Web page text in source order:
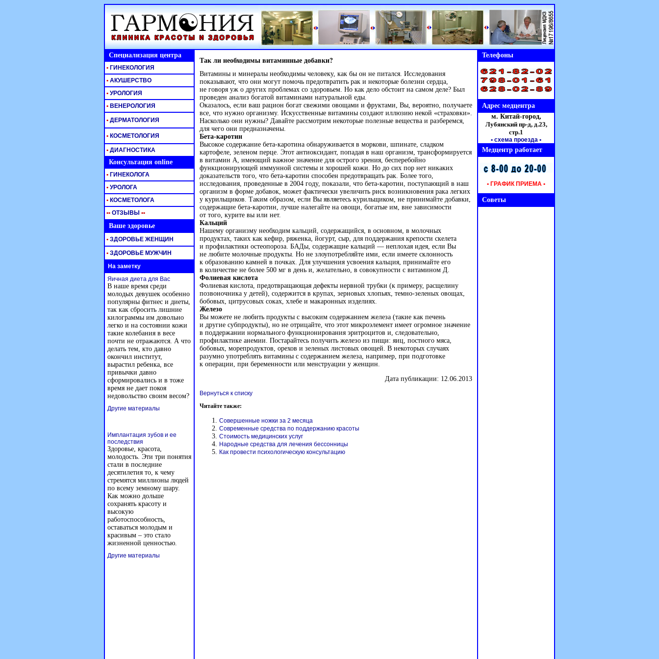
Специализация центра Так ли необходимы витаминные добавки?
Витамины и минералы необходимы человеку, как бы он не питался. Исследования
показывают, что они могут помочь предотвратить рак и некоторые болезни сердца,
не говоря уж о других проблемах со здоровьем. Но как дело обстоит на самом деле? Был
проведен анализ богатой витаминами натуральной еды.
Оказалось, если ваш рацион богат свежими овощами и фруктами, Вы, вероятно, получаете
все, что нужно организму. Искусственные витамины создают иллюзию некой «страховки».
Насколько они нужны? Давайте рассмотрим некоторые полезные вещества и разберемся,
для чего они предназначены.
Бета-каротин
Высокое содержание бета-каротина обнаруживается в моркови, шпинате, сладком
картофеле, зеленом перце. Этот антиоксидант, попадая в наш организм, трансформируется
в витамин А, имеющий важное значение для острого зрения, бесперебойно
функционирующей иммунной системы и хорошей кожи. Но до сих пор нет никаких
доказательств того, что бета-каротин способен предотвращать рак. Более того,
исследования, проведенные в 2004 году, показали, что бета-каротин, поступающий в наш
организм в форме добавок, может фактически увеличить риск возникновения рака легких
у курильщиков. Таким образом, если Вы являетесь курильщиком, не принимайте добавки,
содержащие бета-каротин, лучше налегайте на овощи, богатые им, вне зависимости
от того, курите вы или нет.
Кальций
Нашему организму необходим кальций, содержащийся, в основном, в молочных
продуктах, таких как кефир, ряженка, йогурт, сыр, для поддержания крепости скелета
и профилактики остеопороза. БАДы, содержащие кальций — неплохая идея, если Вы
не любите молочные продукты. Но не злоупотребляйте ими, если имеете склонность
к образованию камней в почках. Для улучшения усвоения кальция, принимайте его
в количестве не более 500 мг в день и, желательно, в совокупности с витамином Д.
Фолиевая кислота
Фолиевая кислота, предотвращающая дефекты нервной трубки (к примеру, расщелину
позвоночника у детей), содержится в крупах, зерновых хлопьях, темно-зеленых овощах,
бобовых, цитрусовых соках, хлебе и макаронных изделиях.
Железо
Вы можете не любить продукты с высоким содержанием железа (такие как печень
и другие субпродукты), но не отрицайте, что этот микроэлемент имеет огромное значение
в поддержании нормального функционирования эритроцитов и, следовательно,
профилактике анемии. Постарайтесь получить железо из пищи: яиц, постного мяса,
бобовых, морепродуктов, орехов и зеленых листовых овощей. В некоторых случаях
разумно употреблять витамины с содержанием железа, например, при подготовке
к операции, при беременности или менструации у женщин.
Дата публикации: 12.06.2013
Вернуться к списку
Читайте также:
Совершенные ножки за 2 месяца
Современные средства по поддержанию красоты
Стоимость медицинских услуг
Народные средства для лечения бессонницы
Как провести психологическую консультацию
Телефоны
• ГИНЕКОЛОГИЯ
• АКУШЕРСТВО
• УРОЛОГИЯ
• ВЕНЕРОЛОГИЯ Адрес медцентра
• ДЕРМАТОЛОГИЯ
м. Китай-город,
Лубянский пр-д, д.23,
стр.1
• схема проезда •
• КОСМЕТОЛОГИЯ
• ДИАГНОСТИКА
Медцентр работает
Консультация online
• ГРАФИК ПРИЕМА •
• ГИНЕКОЛОГА
• УРОЛОГА
• КОСМЕТОЛОГА Советы
•• ОТЗЫВЫ ••
Ваше здоровье
• ЗДОРОВЬЕ ЖЕНЩИН
• ЗДОРОВЬЕ МУЖЧИН
На заметку
Яичная диета для Вас
В наше время среди
молодых девушек особенно
популярны фитнес и диеты,
так как сбросить лишние
килограммы им довольно
легко и на состоянии кожи
такие колебания в весе
почти не отражаются. А что
делать тем, кто давно
окончил институт,
вырастил ребенка, все
привычки давно
сформировались и в тоже
время не дает покоя
недовольство своим весом?
Другие материалы
Имплантация зубов и ее
последствия
Здоровье, красота,
молодость. Эти три понятия
стали в последние
десятилетия то, к чему
стремятся миллионы людей
по всему земному шару.
Как можно дольше
сохранять красоту и
высокую
работоспособность,
оставаться молодым и
красивым – это стало
жизненной ценностью.
Другие материалы